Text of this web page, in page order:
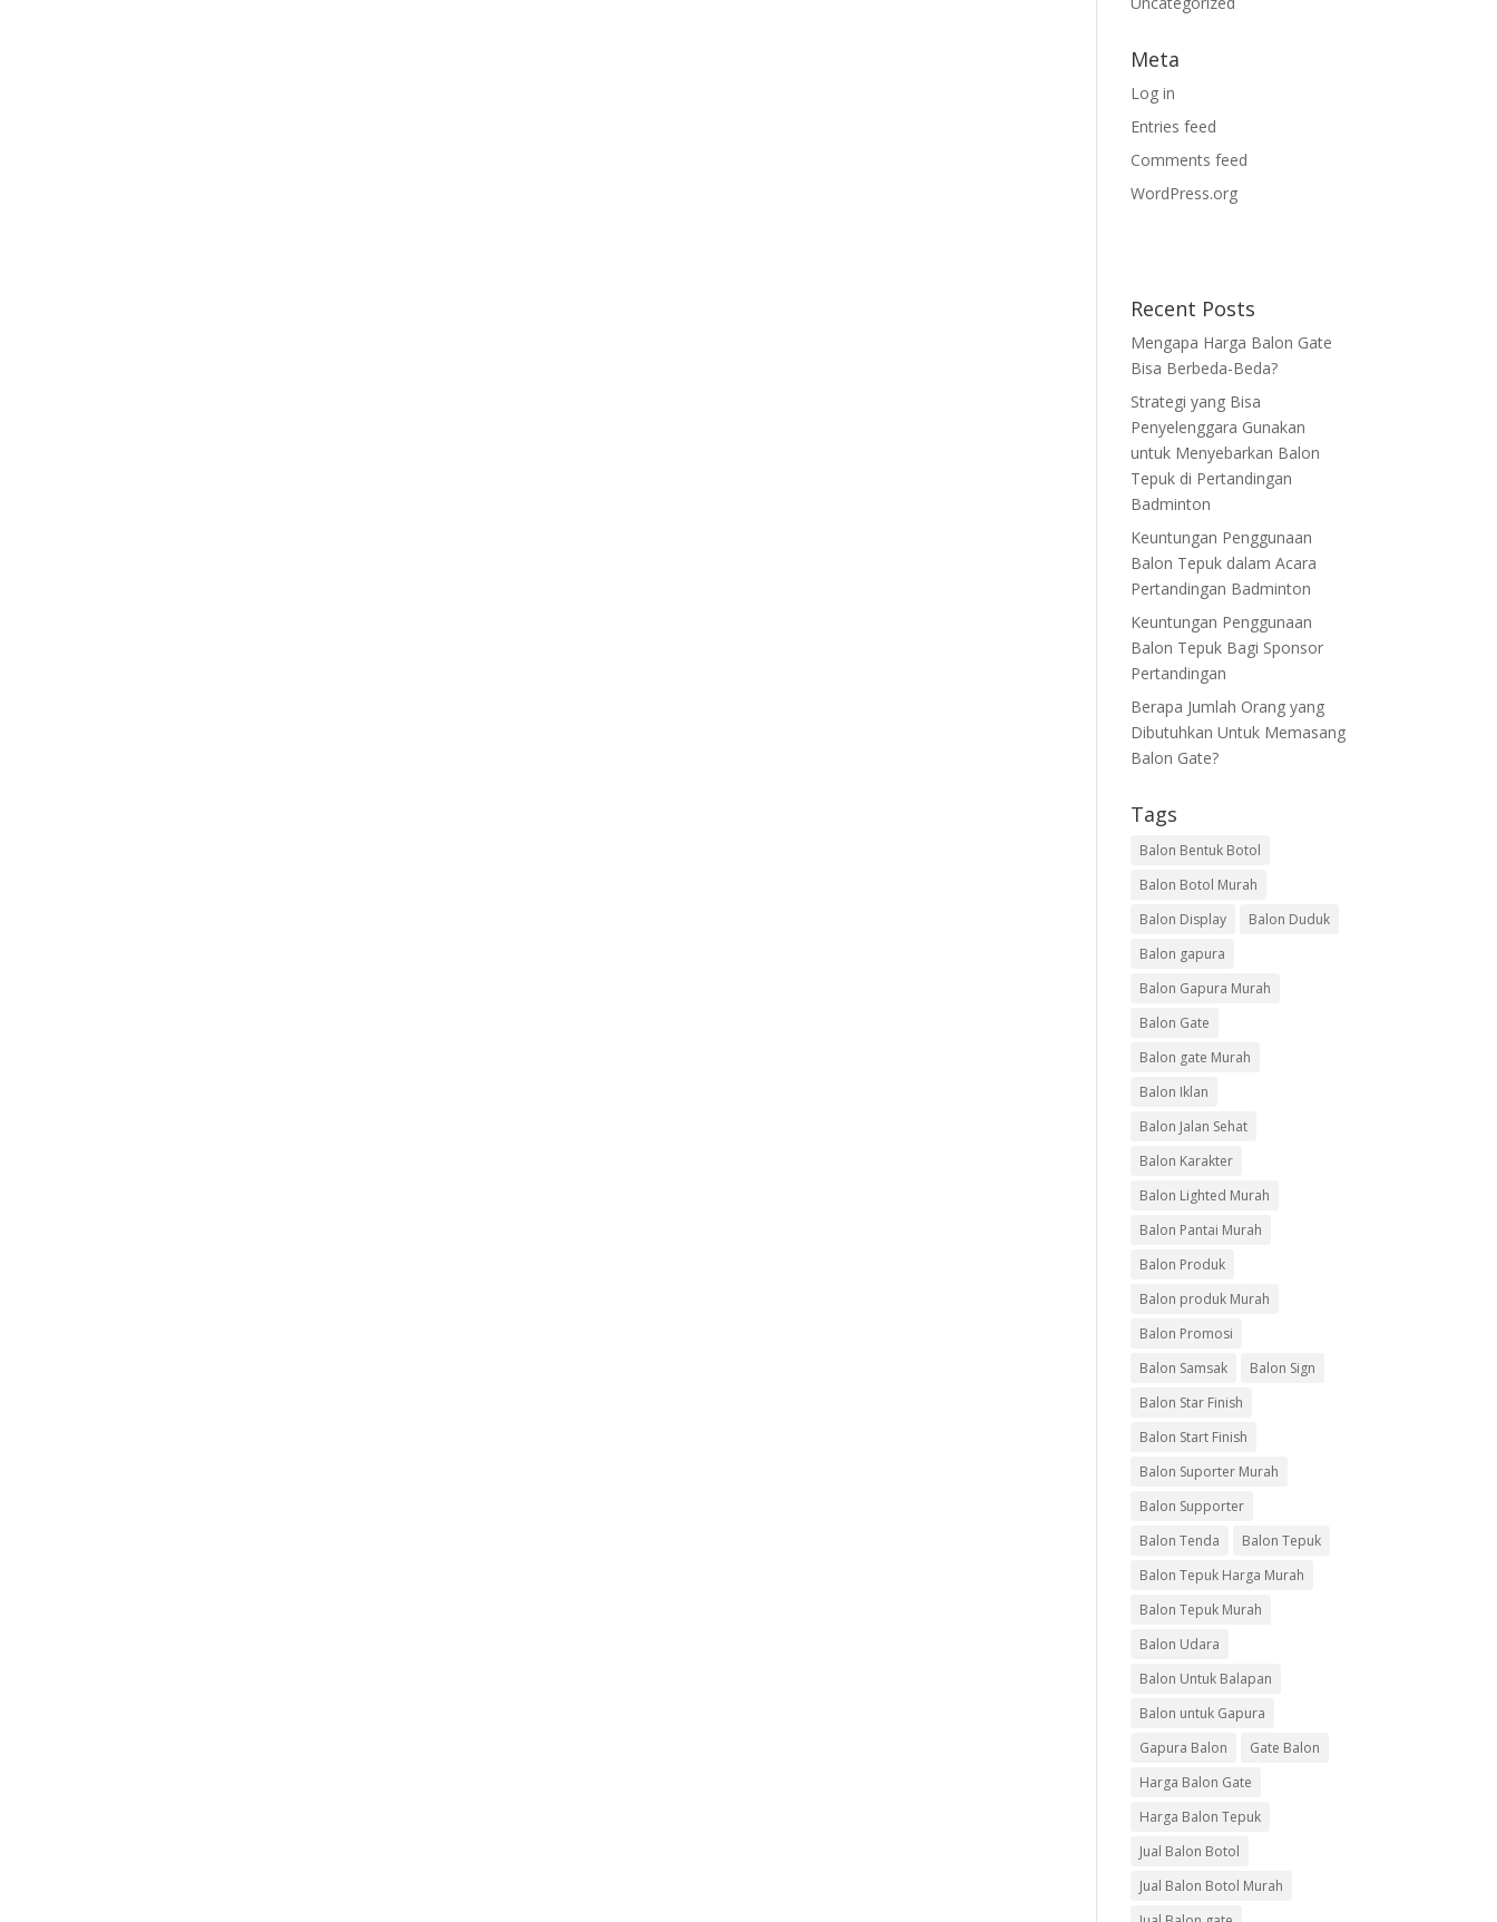
Meta
Log in
Entries feed
Comments feed
WordPress.org
Recent Posts
Mengapa Harga Balon Gate
Bisa Berbeda-Beda?
Strategi yang Bisa
Penyelenggara Gunakan
untuk Menyebarkan Balon
Tepuk di Pertandingan
Badminton
Keuntungan Penggunaan
Balon Tepuk dalam Acara
Pertandingan Badminton
Keuntungan Penggunaan
Balon Tepuk Bagi Sponsor
Pertandingan
Berapa Jumlah Orang yang
Dibutuhkan Untuk Memasang
Balon Gate?
Tags
Balon Bentuk Botol
Balon Botol Murah
Balon Display
Balon Duduk
Balon gapura
Balon Gapura Murah
Balon Gate
Balon gate Murah
Balon Iklan
Balon Jalan Sehat
Balon Karakter
Balon Lighted Murah
Balon Pantai Murah
Balon Produk
Balon produk Murah
Balon Promosi
Balon Samsak
Balon Sign
Balon Star Finish
Balon Start Finish
Balon Suporter Murah
Balon Supporter
Balon Tenda
Balon Tepuk
Balon Tepuk Harga Murah
Balon Tepuk Murah
Balon Udara
Balon Untuk Balapan
Balon untuk Gapura
Gapura Balon
Gate Balon
Harga Balon Gate
Harga Balon Tepuk
Jual Balon Botol
Jual Balon Botol Murah